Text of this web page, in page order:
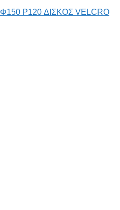
P120 ΔΙΣΚΟΣ VELCRO